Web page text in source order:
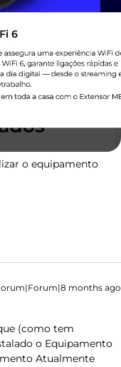
o equipamento
months ago
(como tem
o Equipamento
Atualmente